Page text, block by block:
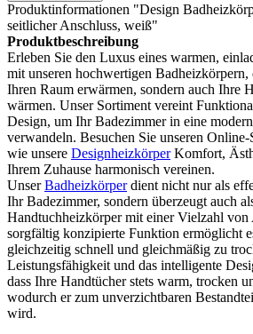
Produktinformationen "Design
seitlicher Anschluss, weiß"
Produktbeschreibung
Erleben Sie den Luxus eines warmen,
mit unseren hochwertigen
Ihren Raum erwärmen, sondern auch Ihre
wärmen. Unser Sortiment vereint
Design, um Ihr Badezimmer in eine
verwandeln. Besuchen Sie unseren
wie unsere DesignheizkörperKomfort,
Ihrem Zuhause harmonisch vereinen.
UnserBadheizkörperdient nicht nur als
Ihr Badezimmer, sondern überzeugt auch
Handtuchheizkörper mit einer Vielzahl von
sorgfältig konzipierte Funktion ermöglicht
gleichzeitig schnell und gleichmäßig zu
Leistungsfähigkeit und das intelligente
dass Ihre Handtücher stets warm, trocken
wodurch er zum unverzichtbaren
wird.